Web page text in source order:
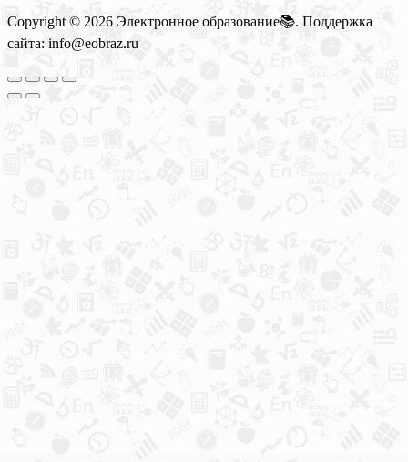
Copyright © 2026 Электронное образование📚. Поддержка
сайта: info@eobraz.ru